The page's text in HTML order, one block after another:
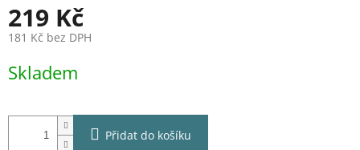
219 Kč
181 Kč bez DPH
cena:
Skladem
Přidat do košíku